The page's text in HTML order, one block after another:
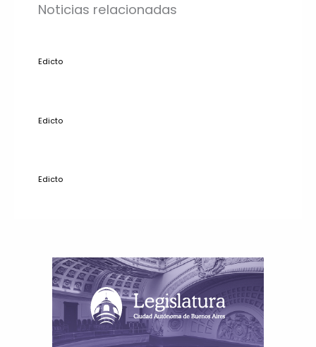
Noticias relacionadas
Edicto
Edicto
Edicto